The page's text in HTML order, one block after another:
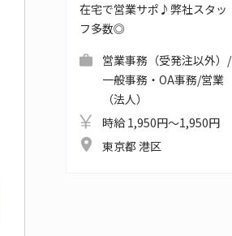
在宅で営業サポ♪弊社スタッ
フ多数◎
営業事務（受発注以外）/
一般事務・OA事務/営業
（法人）
時給 1,950円～1,950円
東京都 港区